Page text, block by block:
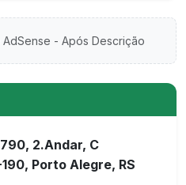
- Após Descrição
2.Andar, C
Porto Alegre, RS